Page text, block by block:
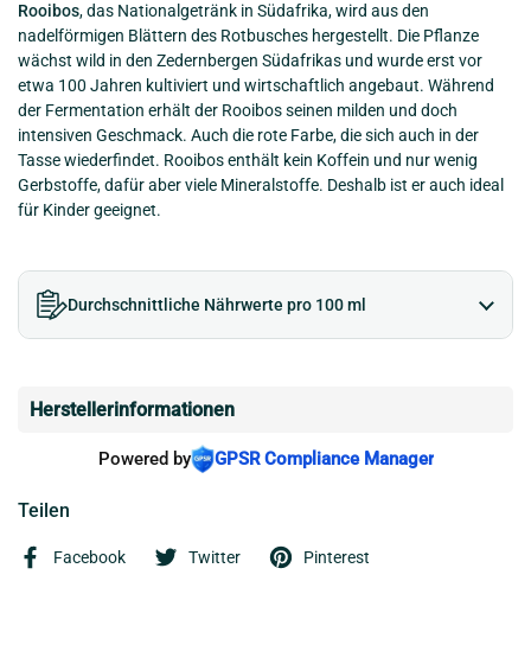
Rooibos, das Nationalgetränk in Südafrika, wird aus den
nadelförmigen Blättern des Rotbusches hergestellt. Die Pflanze
wächst wild in den Zedernbergen Südafrikas und wurde erst vor
etwa 100 Jahren kultiviert und wirtschaftlich angebaut. Während
der Fermentation erhält der Rooibos seinen milden und doch
intensiven Geschmack. Auch die rote Farbe, die sich auch in der
Tasse wiederfindet. Rooibos enthält kein Koffein und nur wenig
Gerbstoffe, dafür aber viele Mineralstoffe. Deshalb ist er auch ideal
für Kinder geeignet.
Durchschnittliche Nährwerte pro 100 ml
Herstellerinformationen
Powered by GPSR Compliance Manager
Teilen
Facebook Twitter Pinterest